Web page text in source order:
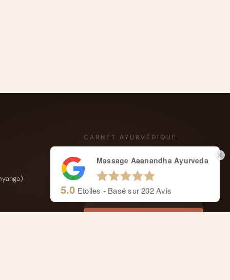
CARNET AYURVÉDIQUE
Conseils ayurvédiques, actualités du
cabinet et offres saisonnières.
Massage Aaanandha Ayurveda
5.0 Etoiles - Basé sur202Avis